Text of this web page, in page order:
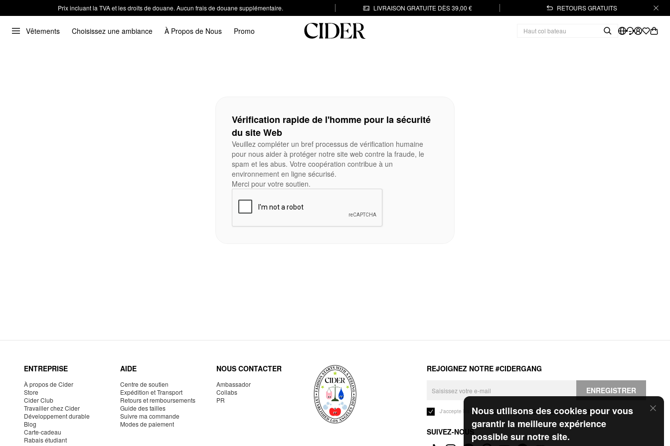
Prix incluant la TVA et les droits de douane. Aucun frais de douane supplémentaire. LIVRAISON GRATUITE DÈS 39,00 € RETOURS GRATUITS
Vêtements Choisissez une ambiance À Propos de Nous Promo
Nous utilisons des cookies pour vous
garantir la meilleure expérience
possible sur notre site.
Vérification rapide de l'homme pour la sécurité
du site Web
Veuillez compléter un bref processus de vérification humaine
pour nous aider à protéger notre site web contre la fraude, le
spam et les abus. Votre coopération contribue à un
environnement en ligne sécurisé.
Merci pour votre soutien.
ENTREPRISE
À propos de Cider
Store
Cider Club
Travailler chez Cider
Développement durable
Blog
Carte-cadeau
Rabais étudiant
AIDE
Centre de soutien
Expédition et Transport
Retours et remboursements
Guide des tailles
Suivre ma commande
Modes de paiement
NOUS CONTACTER
Ambassador
Collabs
PR
REJOIGNEZ NOTRE #CIDERGANG
ENREGISTRER
J'accepte les Conditions généraleset laPolitique de confidentialité.
SUIVEZ-NOUS